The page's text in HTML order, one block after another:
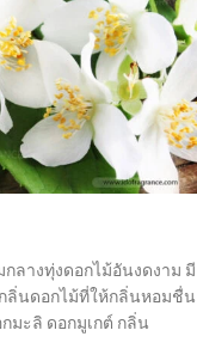
ลางทุ่งดอกไม้อันงดงาม มี
ลิ่นดอกไม้ที่ให้กลิ่นหอมชื่น
มะลิ ดอกมูเกต์ กลิ่น